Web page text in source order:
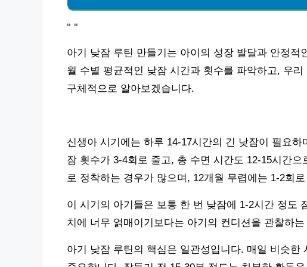
" "
아기 낮잠 루틴 만들기는 아이의 성장 발달과 안정
월 수별 평균적인 낮잠 시간과 횟수를 파악하고, 우
구체적으로 알아보겠습니다.
신생아 시기에는 하루 14-17시간의 긴 낮잠이 필요
잠 횟수가 3-4회로 줄고, 총 수면 시간도 12-15시간
로 정착하는 경우가 많으며, 12개월 무렵에는 1-2회
이 시기의 아기들은 보통 한 번 낮잠에 1-2시간 정도
치에 너무 얽매이기보다는 아기의 컨디션을 관찰하
아기 낮잠 루틴의 핵심은 일관성입니다. 매일 비슷한